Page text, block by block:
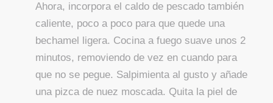
Ahora, incorpora el caldo de pescado también
caliente, poco a poco para que quede una
bechamel ligera. Cocina a fuego suave unos 2
minutos, removiendo de vez en cuando para
que no se pegue. Salpimienta al gusto y añade
una pizca de nuez moscada. Quita la piel de